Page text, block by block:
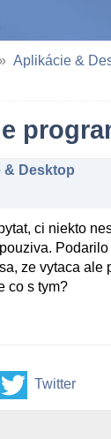
Aplikácie &
& Desktop
ci niekto
ze vytaca ale
co s tym?
Twitter